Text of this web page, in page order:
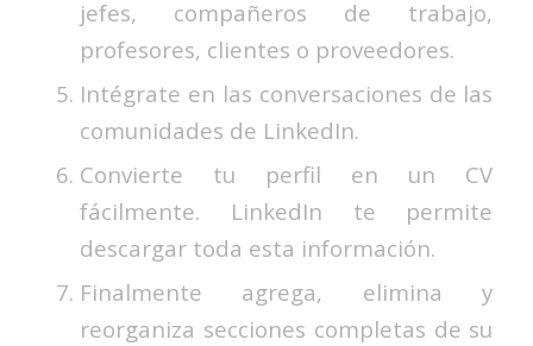
jefes, compañeros de trabajo,
profesores, clientes o proveedores.
Intégrate en las conversaciones de las
comunidades de LinkedIn.
Convierte tu perfil en un CV
fácilmente. LinkedIn te permite
descargar toda esta información.
Finalmente agrega, elimina y
reorganiza secciones completas de su